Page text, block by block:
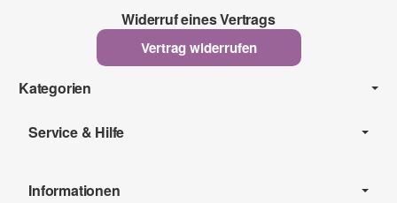
Widerruf eines Vertrags
Vertrag widerrufen
Kategorien
Service & Hilfe
Informationen